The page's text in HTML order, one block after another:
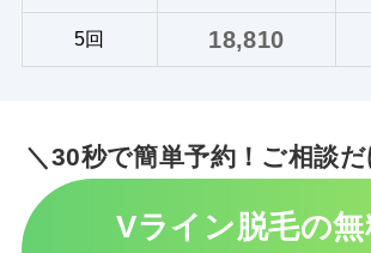
5回 18,810
＼30秒で簡単予約！ご相談
Vライン脱毛の無